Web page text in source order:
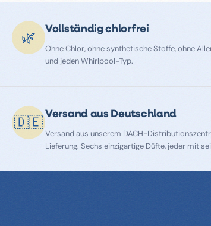
🌿 Vollständig chlorfrei
Ohne Chlor, ohne synthetische Stoffe, ohne
und jeden Whirlpool-Typ.
🇩🇪 Versand aus Deutschland
Versand aus unserem DACH-
Lieferung. Sechs einzigartige Düfte, jeder mit